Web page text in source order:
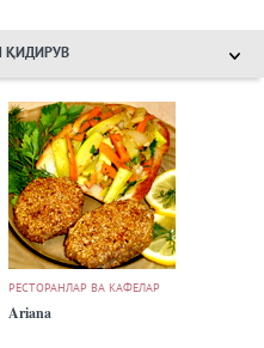
ҚИДИРУВ
РЕСТОРАНЛАР ВА КАФЕЛАР
Ariana